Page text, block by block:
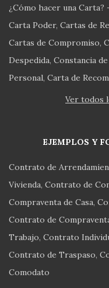
¿Cómo hacer una Carta?
Carta Poder Cartas de
Cartas de Compromiso
Despedida Constancia
Personal Carta de
Ver todos
EJEMPLOS Y
Contrato de
Vivienda Contrato de
Compraventa de Casa
Contrato de
Trabajo Contrato
Contrato de Traspaso
Comodato